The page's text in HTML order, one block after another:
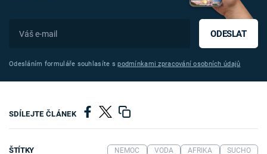
ODESLAT
Odesláním formuláře souhlasíte spodmínkami zpracování osobních údajů
SDÍLEJTE ČLÁNEK
ŠTÍTKY NEMOC VODA AFRIKA SUCHO